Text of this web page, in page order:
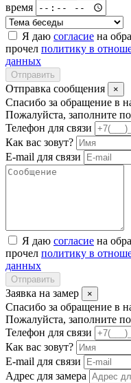
время
Я даю согласие на
прочел политику в
данных
Отправить
Отправка сообщения ×
Спасибо за обращение в
Пожалуйста, заполните
Телефон для связи
Как вас зовут?
E-mail для связи
Я даю согласие на
прочел политику в
данных
Отправить
Заявка на замер ×
Спасибо за обращение в
Пожалуйста, заполните
Телефон для связи
Как вас зовут?
E-mail для связи
Адрес для замера